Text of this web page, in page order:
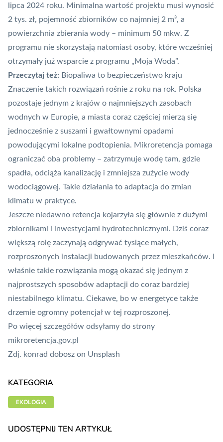
lipca 2024 roku. Minimalna wartość projektu musi wynosić
2 tys. zł, pojemność zbiorników co najmniej 2 m³, a
powierzchnia zbierania wody – minimum 50 mkw. Z
programu nie skorzystają natomiast osoby, które wcześniej
otrzymały już wsparcie z programu „Moja Woda”.
Przeczytaj też: Biopaliwa to bezpieczeństwo kraju
Znaczenie takich rozwiązań rośnie z roku na rok. Polska
pozostaje jednym z krajów o najmniejszych zasobach
wodnych w Europie, a miasta coraz częściej mierzą się
jednocześnie z suszami i gwałtownymi opadami
powodującymi lokalne podtopienia. Mikroretencja pomaga
ograniczać oba problemy – zatrzymuje wodę tam, gdzie
spadła, odciąża kanalizację i zmniejsza zużycie wody
wodociągowej. Takie działania to adaptacja do zmian
klimatu w praktyce.
Jeszcze niedawno retencja kojarzyła się głównie z dużymi
zbiornikami i inwestycjami hydrotechnicznymi. Dziś coraz
większą rolę zaczynają odgrywać tysiące małych,
rozproszonych instalacji budowanych przez mieszkańców. I
właśnie takie rozwiązania mogą okazać się jednym z
najprostszych sposobów adaptacji do coraz bardziej
niestabilnego klimatu. Ciekawe, bo w energetyce także
drzemie ogromny potencjał w tej rozproszonej.
Po więcej szczegółów odsyłamy do strony
mikroretencja.gov.pl
Zdj. konrad dobosz on Unsplash
KATEGORIA
EKOLOGIA
UDOSTĘPNIJ TEN ARTYKUŁ